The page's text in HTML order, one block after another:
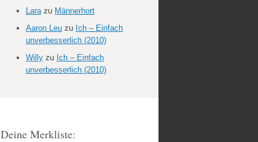
Larazu Männerhort
Aaron Leu zu Ich – Einfach
unverbesserlich (2010)
Willy zu Ich – Einfach
unverbesserlich (2010)
Deine Merkliste: